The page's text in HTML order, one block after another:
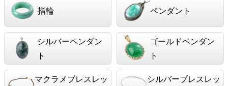
指輪 ペンダント
シルバーペンダン
ト
ゴールドペンダン
ト
マクラメブレスレッ
シルバーブレスレッ